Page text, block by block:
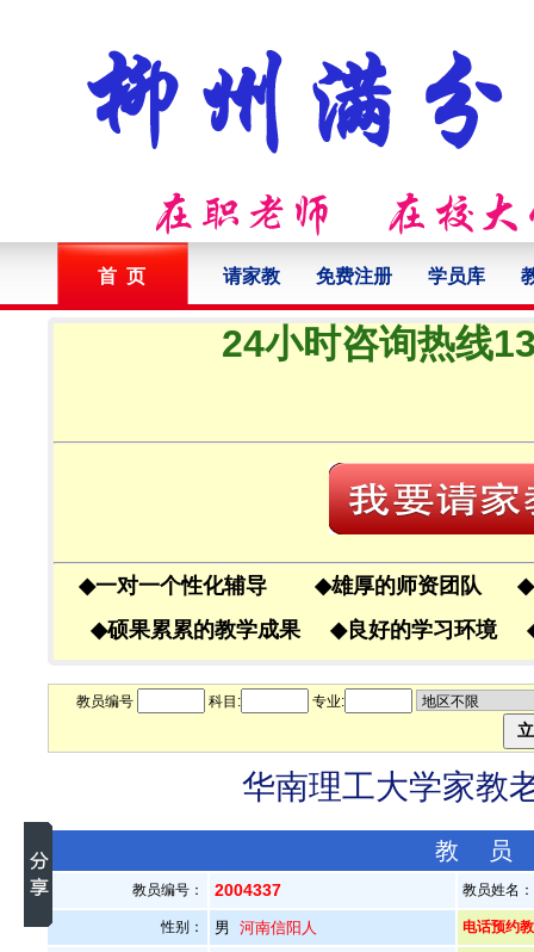
首 页 请家教 免费注册 学员库
24小时咨询热线
◆一对一个性化辅导 ◆雄厚的师资团队 ◆
◆硕果累累的教学成果 ◆良好的学习环境
教员编号 科目: 专业:
华南理工大学家教
教
教员编号： 2004337 教员姓名
性别： 男河南信阳人 电话预约